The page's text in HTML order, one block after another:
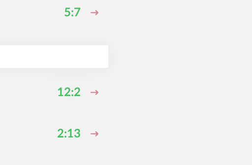
5:7
12:2
2:13